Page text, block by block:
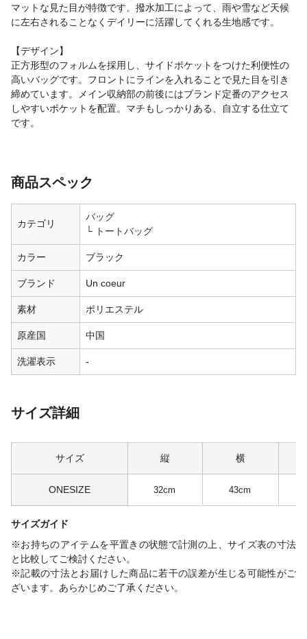
マットな見た目が特徴です。撥水加工によって、雨や雪など天候
に左右されることなくデイリーに活躍してくれる生地感です。
【デザイン】
正方形型のフォルムを採用し、サイドポケットをつけた利便性の
高いバッグです。フロントにラインを入れることで見た目を引き
締めています。メイン収納部の前後にはブランド定番のアクセス
しやすいポケットを配置。マチもしっかりある、自立する仕立て
です。
商品スペック
カテゴリ
バッグ
トートバッグ
カラー ブラック
ブランド Un coeur
素材 ポリエステル
原産国 中国
洗濯表示 -
サイズ詳細
サイズ 縦 横
ONESIZE 32cm 43cm
サイズガイド
※お持ちのアイテムを平置きの状態で計測の上、サイズ表の寸法
と比較してご検討ください。
※記載の寸法とお届けした商品に若干の誤差が生じる可能性がご
ざいます。あらかじめご了承ください。